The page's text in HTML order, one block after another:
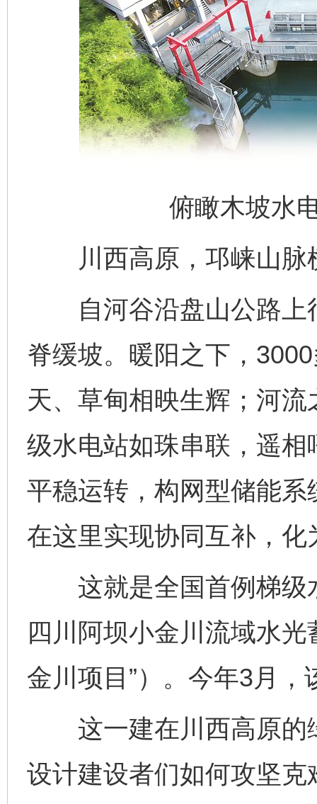
俯瞰木坡水
川西高原，邛崃山脉
自河谷沿盘山公路上
脊缓坡。暖阳之下，
天、草甸相映生辉；河
级水电站如珠串联，遥
平稳运转，构网型储能
在这里实现协同互补，
这就是全国首例梯级
四川阿坝小金川流域水
金川项目”）。今年3月，
这一建在川西高原的
设计建设者们如何攻坚克